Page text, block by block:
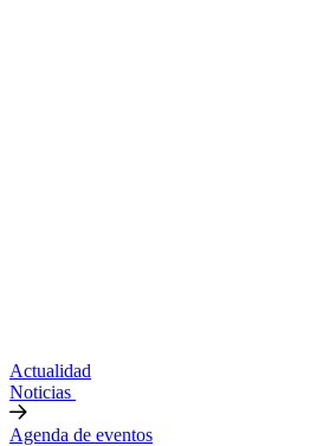
Actualidad
Noticias
Agenda de eventos